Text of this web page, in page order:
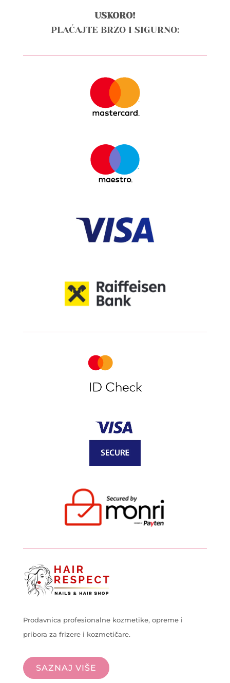
USKORO!
PLAĆAJTE BRZO I SIGURNO:
Prodavnica profesionalne kozmetike, opreme i
pribora za frizere i kozmetičare.
SAZNAJ VIŠE